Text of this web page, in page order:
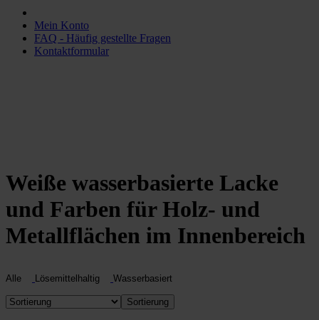
Mein Konto
FAQ - Häufig gestellte Fragen
Kontaktformular
Weiße wasserbasierte Lacke
und Farben für Holz- und
Metallflächen im Innenbereich
Alle Lösemittelhaltig Wasserbasiert
Sortierung